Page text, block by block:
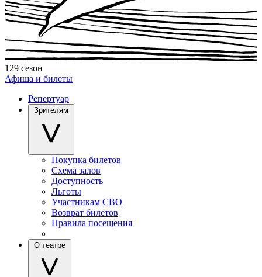
129 сезон
Афиша и билеты
Репертуар
Зрителям
Покупка билетов
Схема залов
Доступность
Льготы
Участникам СВО
Возврат билетов
Правила посещения
О театре